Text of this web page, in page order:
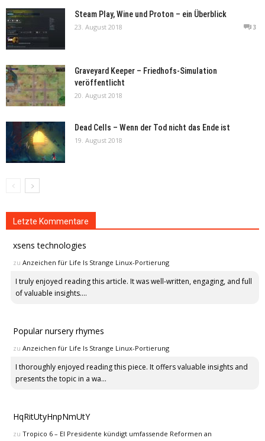
Steam Play, Wine und Proton – ein Überblick
23. August 2018 3
Graveyard Keeper – Friedhofs-Simulation
veröffentlicht
20. August 2018
Dead Cells – Wenn der Tod nicht das Ende ist
19. August 2018
Letzte Kommentare
xsens technologies
zu Anzeichen für Life Is Strange Linux-Portierung
I truly enjoyed reading this article. It was well-written, engaging, and full
of valuable insights....
Popular nursery rhymes
zu Anzeichen für Life Is Strange Linux-Portierung
I thoroughly enjoyed reading this piece. It offers valuable insights and
presents the topic in a wa...
HqRitUtyHnpNmUtY
zu Tropico 6 – El Presidente kündigt umfassende Reformen an